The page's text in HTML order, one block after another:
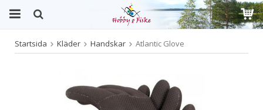
Produkten har blivit tillagd i varukorgen
Startsida Kläder Handskar Atlantic Glove